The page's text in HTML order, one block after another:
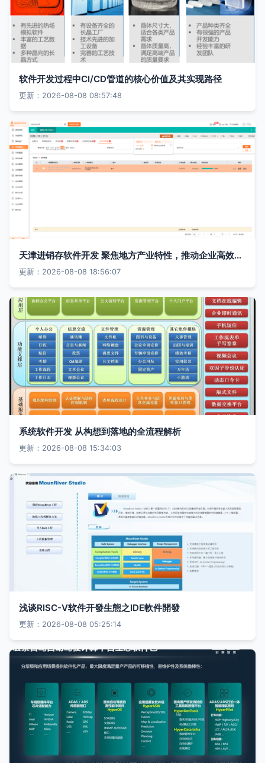
软件开发过程中CI/CD管道的核心价值及其实现路径
更新：2026-08-08 08:57:48
天津进销存软件开发 聚焦地方产业特性，推动企业高效运营
更新：2026-08-08 18:56:07
系统软件开发 从构想到落地的全流程解析
更新：2026-08-08 15:34:03
浅谈RISC-V软件开發生態之IDE軟件開發
更新：2026-08-08 05:25:14